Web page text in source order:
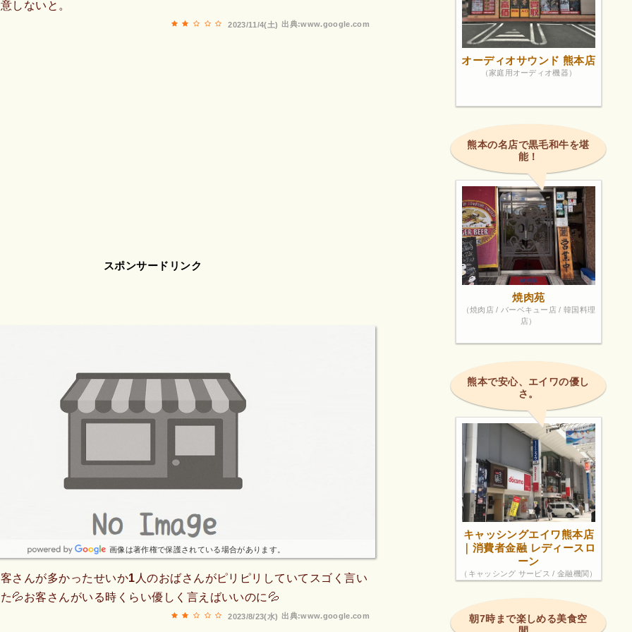
しないと。
出典:www.google.com
2023/11/4(土)
スポンサードリンク
画像は著作権で保護されている場合があります。
さんが多かったせいか1人のおばさんがピリピリしていてスゴく言い
💦お客さんがいる時くらい優しく言えばいいのに💦
出典:www.google.com
2023/8/23(水)
オーディオサウンド 熊本店
（家庭用オーディオ機器）
熊本の名店で黒毛和牛を堪
能！
焼肉苑
（焼肉店 / バーベキュー店 / 韓国料理
店）
熊本で安心、エイワの優し
さ。
キャッシングエイワ熊本店
｜消費者金融 レディースロ
ーン
（キャッシング サービス / 金融機関）
朝7時まで楽しめる美食空